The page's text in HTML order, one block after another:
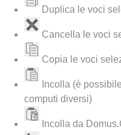
Duplica le voci
Cancella le voci
Copia le voci
Incolla (è
computi diversi)
Incolla da